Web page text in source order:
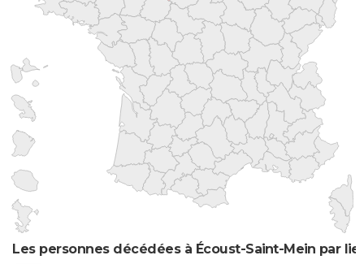
Les personnes décédées à Écoust-Saint-Mein par